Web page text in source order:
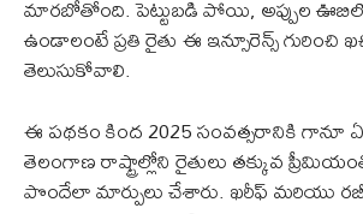
మారబోతోంది. పెట్టుబడి పోయి, అప్పుల ఊబిలో
ఉండాలంటే ప్రతి రైతు ఈ ఇన్సూరెన్స్ గురించి
తెలుసుకోవాలి.
ఈ పథకం కింద 2025 సంవత్సరానికి గానూ
తెలంగాణ రాష్ట్రాల్లోని రైతులు తక్కువ
పొందేలా మార్పులు చేశారు. ఖరీఫ్ మరియు